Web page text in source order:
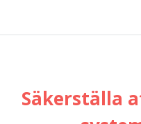
Säkerställa